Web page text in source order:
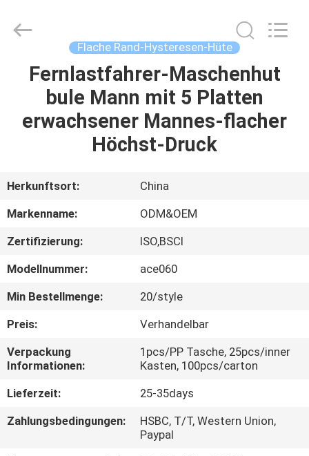
HAUS
PRODUKTE
UNS
AUSFLUG
QUALITÄTSKONTROLLE
TRETEN
SIE
MIT
UNS
Ltd..
Flache Rand-Hysteresen-Hüte
Fernlastfahrer-Maschenhut
bule Mann mit 5 Platten
erwachsener Mannes-flacher
Höchst-Druck
Herkunftsort:
China
Markenname:
ODM&OEM
Zertifizierung:
ISO,BSCI
Modellnummer:
ace060
Min Bestellmenge:
20/style
Preis:
Verhandelbar
Verpackung
Informationen:
1pcs/PP Tasche, 25pcs/inner
Kasten, 100pcs/carton
Lieferzeit:
25-35days
Zahlungsbedingungen:
HSBC, T/T, Western Union,
Paypal